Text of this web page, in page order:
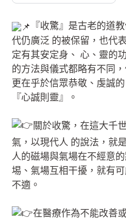
『收驚』是古老的道
代仍廣泛 的被保留，也代
定有其安定身、 心、靈的
的方法與儀式都略有不同
更在乎於信眾恭敬、虔誠
『心誠則靈』。
關於收驚，在這大千
氣，以現代人 的說法，就
人的磁場與氣場在不經意
埸、氣場互相干擾，就有
不適。
在醫療作為不能改善